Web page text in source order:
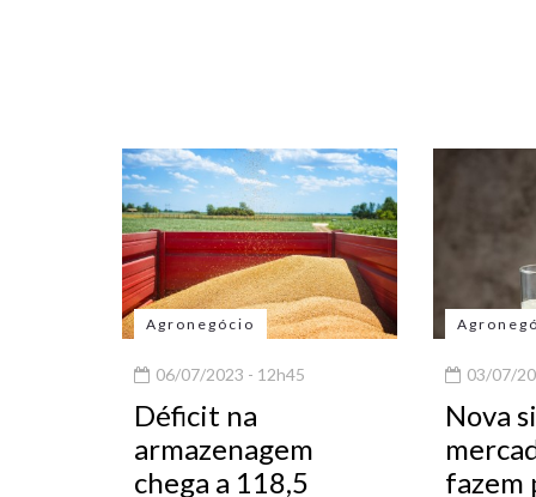
Agronegócio
06/07/2023 - 12h45
Déficit na
armazenagem
chega a 118,5
03/07/
Nova
fazem